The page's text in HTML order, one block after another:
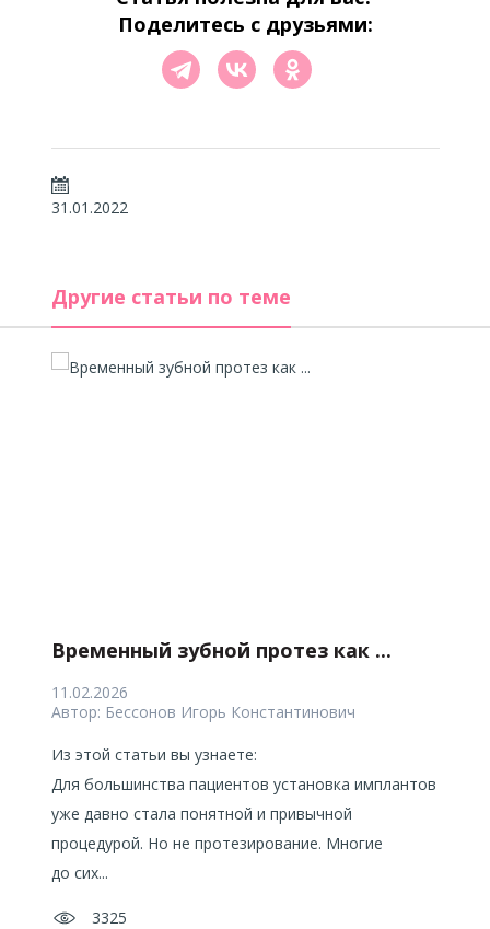
Поделитесь с друзьями:
31.01.2022
Другие статьи по теме
Временный зубной протез как ...
11.02.2026
Автор: Бессонов Игорь Константинович
Из этой статьи вы узнаете:
Для большинства пациентов установка имплантов
уже давно стала понятной и привычной
процедурой. Но не протезирование. Многие
до сих...
3325